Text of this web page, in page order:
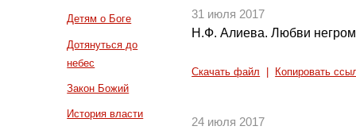
Детям о Боге
Дотянуться до
небес
Закон Божий
История власти
31 июля 2017
Н.Ф. Алиева. Любви
Скачать файл Копировать
24 июля 2017